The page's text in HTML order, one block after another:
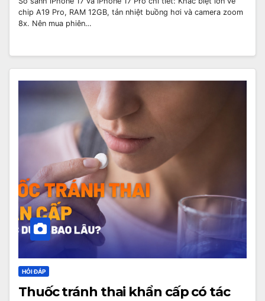
chip A19 Pro, RAM 12GB, tản nhiệt buồng hơi và camera zoom
8x. Nên mua phiên…
HỎI ĐÁP
Thuốc tránh thai khẩn cấp có tác